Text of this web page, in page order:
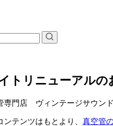
トリニューアルの
専門店 ヴィンテージサウン
テンツはもとより、 真空管